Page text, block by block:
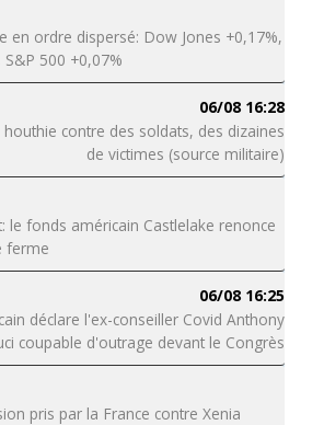
en ordre dispersé: Dow Jones +0,17%,
500 +0,07%
06/08 16:28
houthie contre des soldats, des dizaines
de victimes (source militaire)
le fonds américain Castlelake renonce
ferme
06/08 16:25
déclare l'ex-conseiller Covid Anthony
coupable d'outrage devant le Congrès
pris par la France contre Xenia